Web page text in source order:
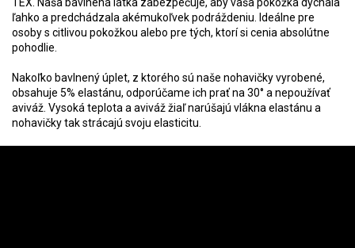
ľahko a predchádzala akémukoľvek podráždeniu. Ideálne pre
osoby s citlivou pokožkou alebo pre tých, ktorí si cenia absolútne
pohodlie.
Nakoľko bavlnený úplet, z ktorého sú naše nohavičky vyrobené,
obsahuje 5% elastánu, odporúčame ich prať na 30° a nepoužívať
aviváž. Vysoká teplota a aviváž žiaľ narúšajú vlákna elastánu a
nohavičky tak strácajú svoju elasticitu.